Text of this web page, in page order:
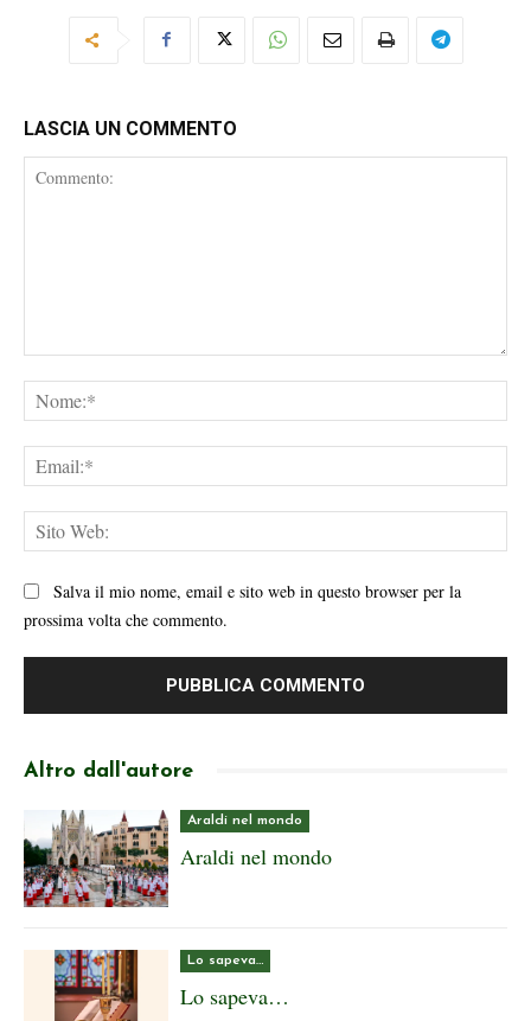
LASCIA UN COMMENTO
Salva il mio nome, email e sito web in questo browser per la
prossima volta che commento.
Altro dall'autore
Araldi nel mondo
Araldi nel mondo
Lo sapeva…
Lo sapeva…